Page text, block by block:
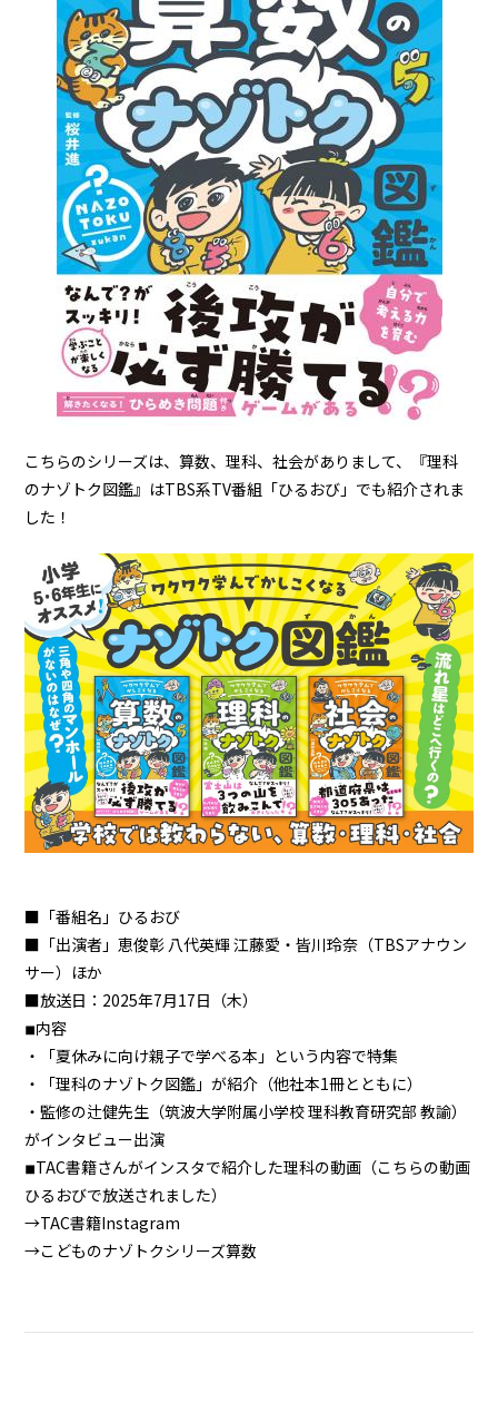
こちらのシリーズは、算数、理科、社会がありまして、『理科
のナゾトク図鑑』はTBS系TV番組「ひるおび」でも紹介されま
した！
■「番組名」ひるおび
■「出演者」恵俊彰 八代英輝 江藤愛・皆川玲奈（TBSアナウン
サー）ほか
■放送日：2025年7月17日（木）
◾︎内容
・「夏休みに向け親子で学べる本」という内容で特集
・「理科のナゾトク図鑑」が紹介（他社本1冊とともに）
・監修の辻健先生（筑波大学附属小学校 理科教育研究部 教諭）
がインタビュー出演
◾︎TAC書籍さんがインスタで紹介した理科の動画（こちらの動画
ひるおびで放送されました）
→TAC書籍Instagram
→こどものナゾトクシリーズ算数